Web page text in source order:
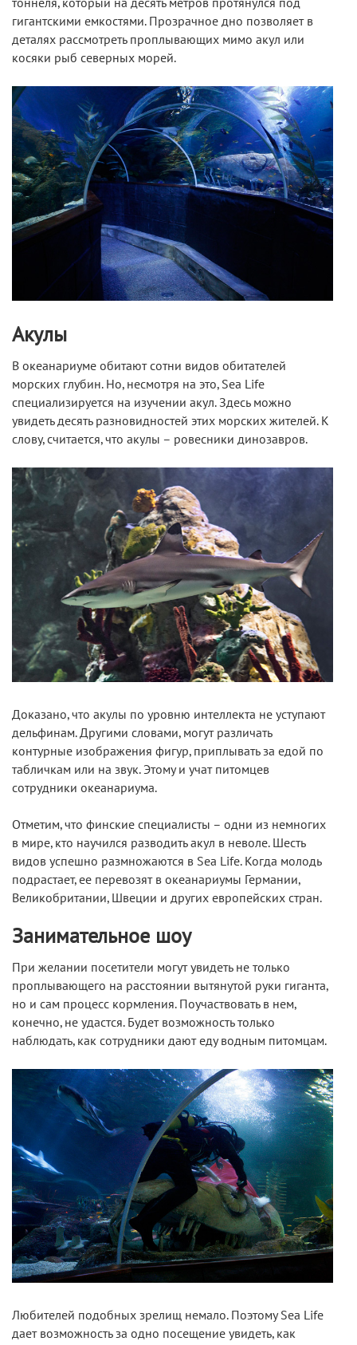
тоннеля, который на десять метров протянулся под
гигантскими емкостями. Прозрачное дно позволяет в
деталях рассмотреть проплывающих мимо акул или
косяки рыб северных морей.
Акулы
В океанариуме обитают сотни видов обитателей
морских глубин. Но, несмотря на это, Sea Life
специализируется на изучении акул. Здесь можно
увидеть десять разновидностей этих морских жителей. К
слову, считается, что акулы – ровесники динозавров.
Доказано, что акулы по уровню интеллекта не уступают
дельфинам. Другими словами, могут различать
контурные изображения фигур, приплывать за едой по
табличкам или на звук. Этому и учат питомцев
сотрудники океанариума.
Отметим, что финские специалисты – одни из немногих
в мире, кто научился разводить акул в неволе. Шесть
видов успешно размножаются в Sea Life. Когда молодь
подрастает, ее перевозят в океанариумы Германии,
Великобритании, Швеции и других европейских стран.
Занимательное шоу
При желании посетители могут увидеть не только
проплывающего на расстоянии вытянутой руки гиганта,
но и сам процесс кормления. Поучаствовать в нем,
конечно, не удастся. Будет возможность только
наблюдать, как сотрудники дают еду водным питомцам.
Любителей подобных зрелищ немало. Поэтому Sea Life
дает возможность за одно посещение увидеть, как